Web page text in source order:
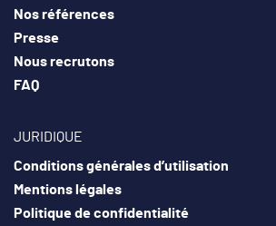
Nos références
Presse
Nous recrutons
FAQ
JURIDIQUE
Conditions générales d’utilisation
Mentions légales
Politique de confidentialité